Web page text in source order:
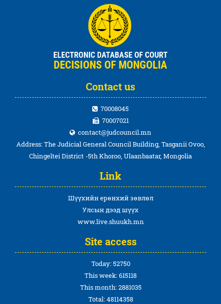
Contact us
70008045
70007021
contact@judcouncil.mn
Address: The Judicial General Council Building, Tasganii Ovoo,
Chingeltei District -5th Khoroo, Ulaanbaatar, Mongolia
Link
Шүүхийн ерөнхий зөвлөл
Улсын дээд шүүх
www.live.shuukh.mn
Site access
Today: 52750
This week: 615118
This month: 2881035
Total: 48114358